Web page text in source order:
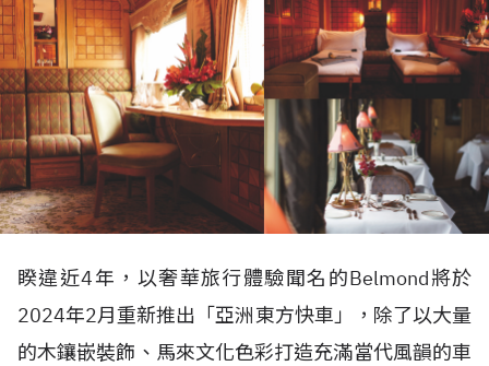
睽違近4年，以奢華旅行體驗聞名的Belmond將於
2024年2月重新推出「亞洲東方快車」，除了以大量
的木鑲嵌裝飾、馬來文化色彩打造充滿當代風韻的車